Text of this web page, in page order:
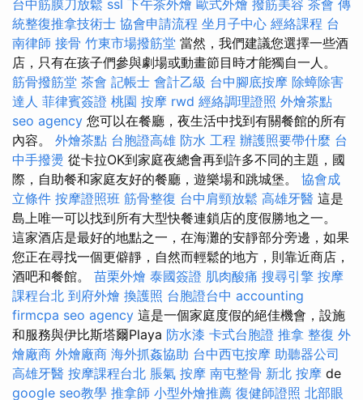
台中筋膜刀放鬆 ssl 下午茶外燴 歐式外燴 撥筋美容 茶會 傳
統整復推拿技術士 協會申請流程 坐月子中心 經絡課程 台
南律師 接骨 竹東市場撥筋堂 當然，我們建議您選擇一些酒
店，只有在孩子們參與劇場或動畫節目時才能獨自一人。
筋骨撥筋堂 茶會 記帳士 會計乙級 台中腳底按摩 除蟑除害
達人 菲律賓簽證 桃園 按摩 rwd 經絡調理證照 外燴茶點
seo agency 您可以在餐廳，夜生活中找到有關餐館的所有
內容。 外燴茶點 台胞證高雄 防水 工程 辦護照要帶什麼 台
中手撥燙 從卡拉OK到家庭夜總會再到許多不同的主題，國
際，自助餐和家庭友好的餐廳，遊樂場和跳城堡。 協會成
立條件 按摩證照班 筋骨整復 台中肩頸放鬆 高雄牙醫 這是
島上唯一可以找到所有大型快餐連鎖店的度假勝地之一。
這家酒店是最好的地點之一，在海灘的安靜部分旁邊，如果
您正在尋找一個更僻靜，自然而輕鬆的地方，則靠近商店，
酒吧和餐館。 苗栗外燴 泰國簽證 肌肉酸痛 搜尋引擎 按摩
課程台北 到府外燴 換護照 台胞證台中 accounting
firmcpa seo agency 這是一個家庭度假的絕佳機會，設施
和服務與伊比斯塔爾Playa 防水漆 卡式台胞證 推拿 整復 外
燴廠商 外燴廠商 海外抓姦協助 台中西屯按摩 助聽器公司
高雄牙醫 按摩課程台北 脹氣 按摩 南屯整骨 新北 按摩 de
google seo教學 推拿師 小型外燴推薦 復健師證照 北部眼